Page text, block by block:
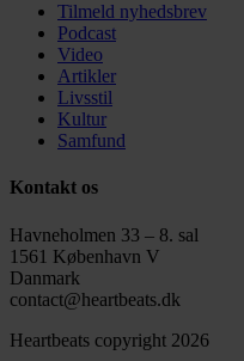
Tilmeld nyhedsbrev
Podcast
Video
Artikler
Livsstil
Kultur
Samfund
Kontakt os
Havneholmen 33 – 8. sal
1561 København V
Danmark
contact@heartbeats.dk
Heartbeats copyright 2026